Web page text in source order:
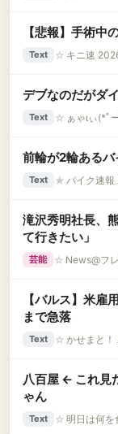
【悲報】手術中
Text ☆ キニ速
デブなのだがダ
Text ☆ ぁゃιぃ(*
前輪が2輪ある
Text ★ バイク速
滝沢秀明社長、
て行きたい」
芸能 ☆ News@フ
【バルス】米
まで急落
Text ☆ かせまと
八百屋 ← これ見
ゃん
Text ☆ 明日は何